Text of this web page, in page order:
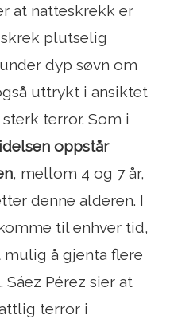
at natteskrekk er
plutselig
dyp søvn om
uttrykt i ansiktet
terror. Som i
oppstår
, mellom 4 og 7 år,
denne alderen. I
til enhver tid,
å gjenta flere
Pérez sier at
terror i